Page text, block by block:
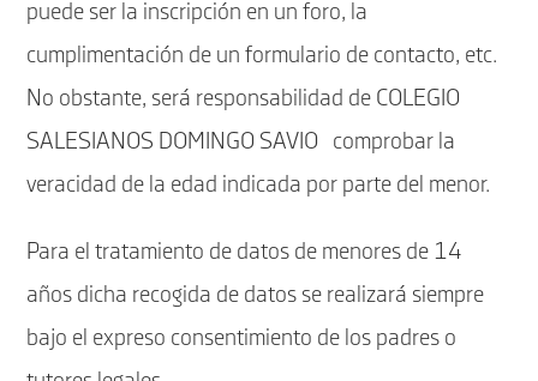
puede ser la inscripción en un foro, la
cumplimentación de un formulario de contacto, etc.
No obstante, será responsabilidad de COLEGIO
SALESIANOS DOMINGO SAVIO comprobar la
veracidad de la edad indicada por parte del menor.
Para el tratamiento de datos de menores de 14
años dicha recogida de datos se realizará siempre
bajo el expreso consentimiento de los padres o